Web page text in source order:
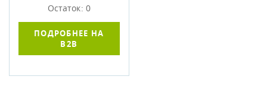
Остаток: 0
ПОДРОБНЕЕ НА
B2B